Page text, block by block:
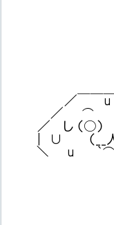
／ u
／ ⌒ ⌒
／ し （○
| ∪ （__人
＼ u ｀